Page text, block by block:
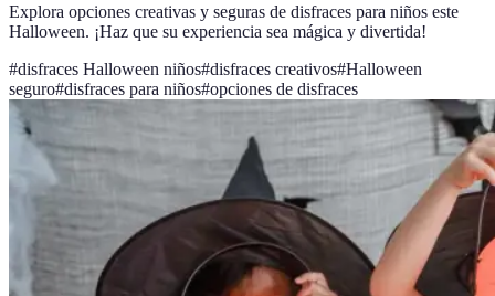
Explora opciones creativas y seguras de disfraces para niños este
Halloween. ¡Haz que su experiencia sea mágica y divertida!
#disfraces Halloween niños#disfraces creativos#Halloween
seguro#disfraces para niños#opciones de disfraces